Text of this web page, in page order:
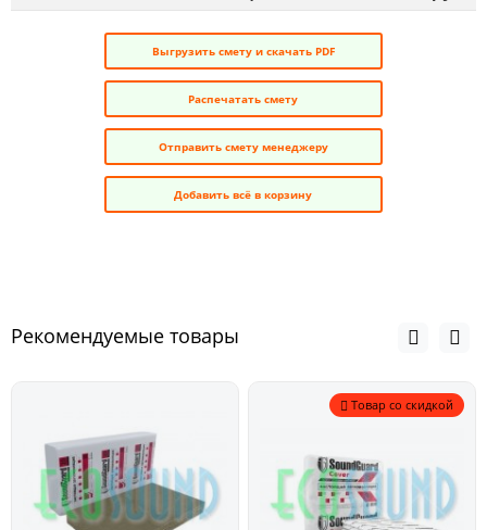
Выгрузить смету и скачать PDF
Распечатать смету
Отправить смету менеджеру
Добавить всё в корзину
Рекомендуемые товары
Товар со скидкой